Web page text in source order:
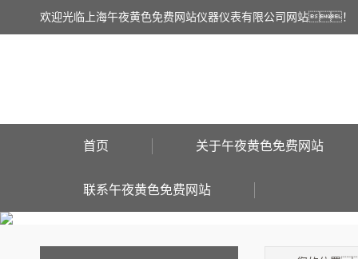
欢迎光临上海午夜黄色免费网站仪器仪表有限公司网站！
首页 关于午夜黄色免费网站
联系午夜黄色免费网站